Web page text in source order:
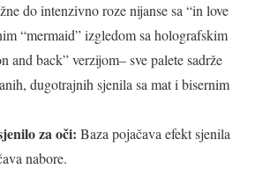
do intenzivno roze nijanse sa “in love
“mermaid” izgledom sa holografskim
and back” verzijom– sve palete sadrže
dugotrajnih sjenila sa mat i bisernim
za oči: Baza pojačava efekt sjenila
nabore.